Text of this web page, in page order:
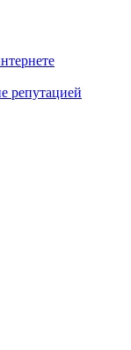
репутацией